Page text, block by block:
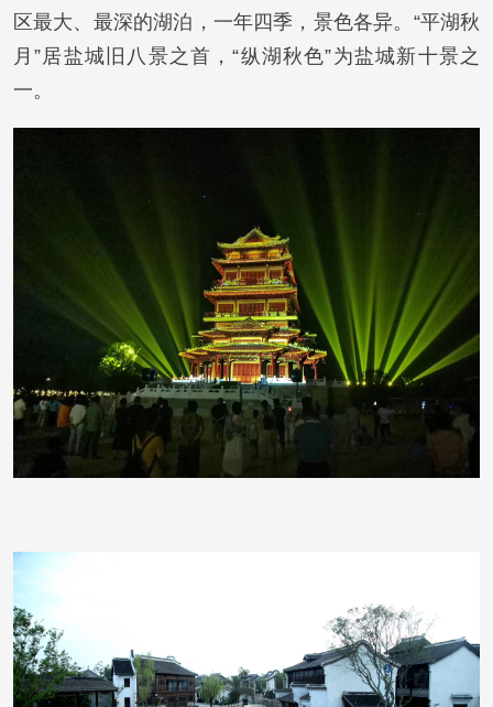
区最大、最深的湖泊，一年四季，景色各异。“平湖秋
月”居盐城旧八景之首，“纵湖秋色”为盐城新十景之
一。